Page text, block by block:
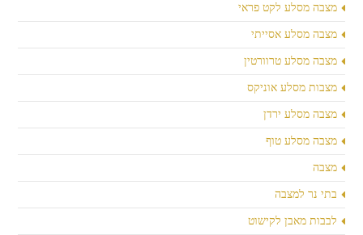
מצבה מסלע לקט פראי
מצבה מסלע אסייתי
מצבה מסלע טרוורטין
מצבות מסלע אוניקס
מצבה מסלע ירדן
מצבה מסלע טוף
מצבה
בתי נר למצבה
לבבות מאבן לקישוט